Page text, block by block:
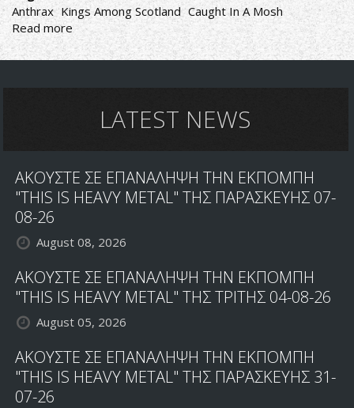
Anthrax Kings Among Scotland Caught In A Mosh
Read more about
ANTHRAX:
ΣΤΙΣ
DVD
"KINGS
LATEST NEWS
ΑΚΟΥΣΤΕ ΣΕ ΕΠΑΝΑΛΗΨΗ ΤΗΝ ΕΚΠΟΜΠΗ
"THIS IS HEAVY METAL" ΤΗΣ ΠΑΡΑΣΚΕΥΗΣ 07-
08-26
August 08, 2026
ΑΚΟΥΣΤΕ ΣΕ ΕΠΑΝΑΛΗΨΗ ΤΗΝ ΕΚΠΟΜΠΗ
"THIS IS HEAVY METAL" ΤΗΣ ΤΡΙΤΗΣ 04-08-26
August 05, 2026
ΑΚΟΥΣΤΕ ΣΕ ΕΠΑΝΑΛΗΨΗ ΤΗΝ ΕΚΠΟΜΠΗ
"THIS IS HEAVY METAL" ΤΗΣ ΠΑΡΑΣΚΕΥΗΣ 31-
07-26